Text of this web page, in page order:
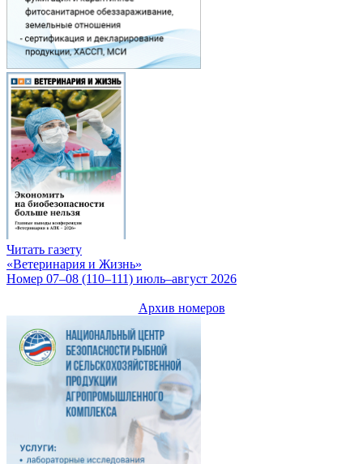
Читать газету
«Ветеринария и Жизнь»
Номер 07–08 (110–111) июль–август 2026
Архив номеров